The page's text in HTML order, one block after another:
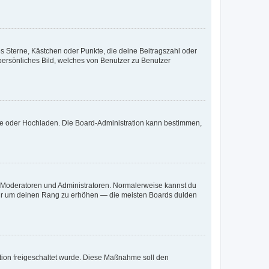
Sterne, Kästchen oder Punkte, die deine Beitragszahl oder
Bild, welches von Benutzer zu Benutzer
oder Hochladen. Die Board-Administration kann bestimmen,
und Administratoren. Normalerweise kannst du
um deinen Rang zu erhöhen — die meisten Boards dulden
freigeschaltet wurde. Diese Maßnahme soll den